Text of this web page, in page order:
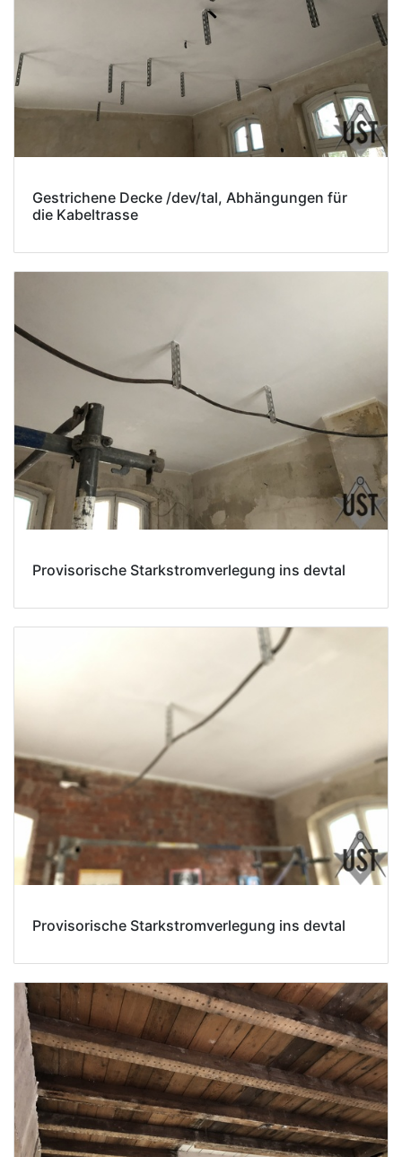
Gestrichene Decke /dev/tal, Abhängungen für
die Kabeltrasse
Provisorische Starkstromverlegung ins devtal
Provisorische Starkstromverlegung ins devtal